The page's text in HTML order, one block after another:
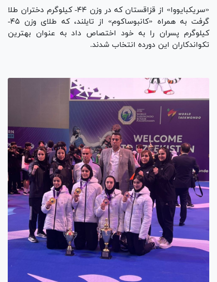
«سریکبایووا» از قزاقستان که در وزن ۴۴- کیلوگرم دختران طلا
گرفت به همراه «کانبوساکوم» از تایلند، که طلای وزن ۴۵-
کیلوگرم پسران را به خود اختصاص داد به عنوان بهترین
تکواندکاران این دورده انتخاب شدند.